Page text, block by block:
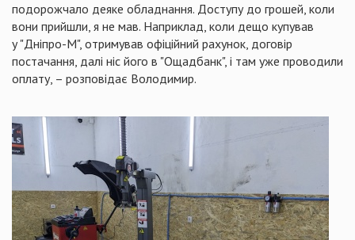
подорожчало деяке обладнання. Доступу до грошей, коли
вони прийшли, я не мав. Наприклад, коли дещо купував
у "Дніпро-М", отримував офіційний рахунок, договір
постачання, далі ніс його в "Ощадбанк", і там уже проводили
оплату, – розповідає Володимир.